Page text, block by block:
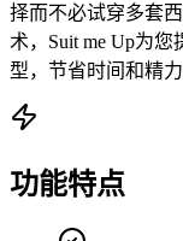
择而不必试穿多套
术，Suit me Up为
型，节省时间和精
功能特点